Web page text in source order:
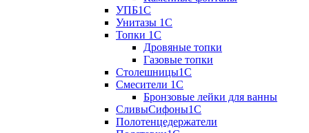
УПБ1С
Унитазы 1С
Топки 1С
Дровяные топки
Газовые топки
Столешницы1С
Смесители 1С
Бронзовые лейки для ванны
СливыСифоны1С
Полотенцедержатели